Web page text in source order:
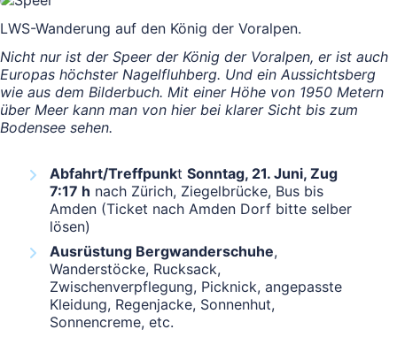
LWS-Wanderung auf den König der Voralpen.
Nicht nur ist der Speer der König der Voralpen, er ist auch
Europas höchster Nagelfluhberg. Und ein Aussichtsberg
wie aus dem Bilderbuch. Mit einer Höhe von 1950 Metern
über Meer kann man von hier bei klarer Sicht bis zum
Bodensee sehen.
Abfahrt/Treffpunkt Sonntag, 21. Juni, Zug
7:17 h nach Zürich, Ziegelbrücke, Bus bis
Amden (Ticket nach Amden Dorf bitte selber
lösen)
Ausrüstung Bergwanderschuhe,
Wanderstöcke, Rucksack,
Zwischenverpflegung, Picknick, angepasste
Kleidung, Regenjacke, Sonnenhut,
Sonnencreme, etc.